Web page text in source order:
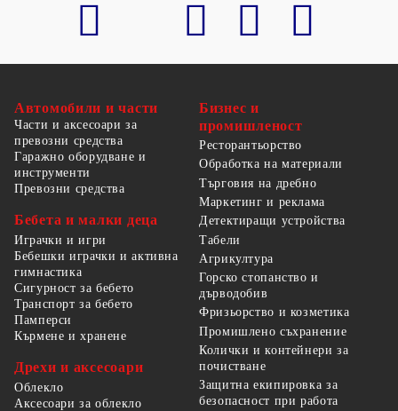
Автомобили и части
Части и аксесоари за
превозни средства
Гаражно оборудване и
инструменти
Превозни средства
Бебета и малки деца
Играчки и игри
Бебешки играчки и активна
гимнастика
Сигурност за бебето
Транспорт за бебето
Памперси
Кърмене и хранене
Дрехи и аксесоари
Облекло
Аксесоари за облекло
Бизнес и
промишленост
Ресторантьорство
Обработка на материали
Търговия на дребно
Маркетинг и реклама
Детектиращи устройства
Табели
Агрикултура
Горско стопанство и
дърводобив
Фризьорство и козметика
Промишлено съхранение
Колички и контейнери за
почистване
Защитна екипировка за
безопасност при работа